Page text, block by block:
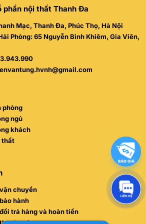
phần nội thất Thanh Đa
Mạc, Thanh Đa, Phúc Thọ, Hà Nội
Phòng: 65 Nguyễn Bỉnh Khiêm, Gia Viên,
phòng
ngủ
khách
thất
chuyển
hành
trả hàng và hoàn tiền